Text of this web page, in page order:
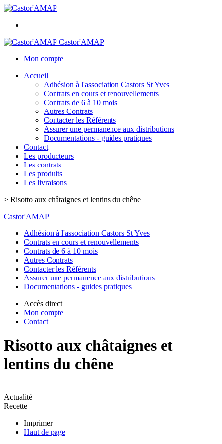
Castor'AMAP
Mon compte
Accueil
Adhésion à l'association Castors St Yves
Contrats en cours et renouvellements
Contrats de 6 à 10 mois
Autres Contrats
Contacter les Référents
Assurer une permanence aux distributions
Documentations - guides pratiques
Contact
Les producteurs
Les contrats
Les produits
Les livraisons
> Risotto aux châtaignes et lentins du chêne
Castor'AMAP
Adhésion à l'association Castors St Yves
Contrats en cours et renouvellements
Contrats de 6 à 10 mois
Autres Contrats
Contacter les Référents
Assurer une permanence aux distributions
Documentations - guides pratiques
Accès direct
Mon compte
Contact
Risotto aux châtaignes et
lentins du chêne
Actualité
Recette
Imprimer
Haut de page